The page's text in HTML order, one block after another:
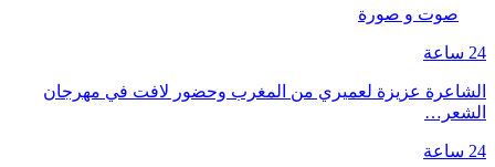
صوت و صورة
24 ساعة
الشاعرة عزيزة لعميري من المغرب وحضور لافت في مهرجان
الشعر…
24 ساعة